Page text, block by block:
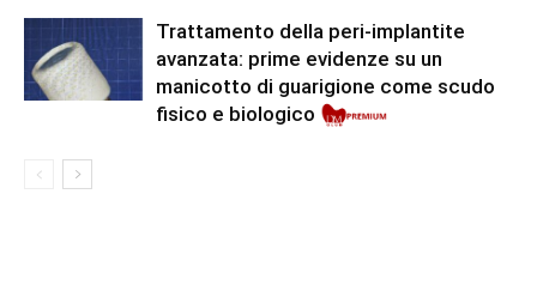
Trattamento della peri-implantite
avanzata: prime evidenze su un
manicotto di guarigione come scudo
fisico e biologico